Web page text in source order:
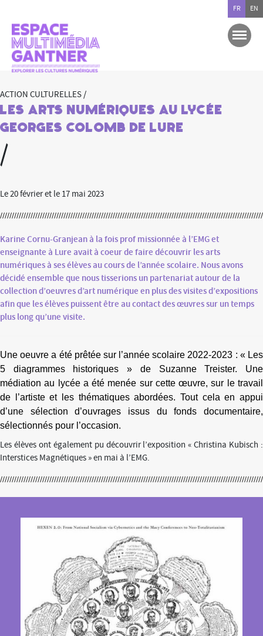
ACTION CULTURELLES /
Les arts numériques au Lycée
Georges Colomb de Lure
/
Le 20 février et le 17 mai 2023
Karine Cornu-Granjean à la fois prof missionnée à l’EMG et
enseignante à Lure avait à coeur de faire découvrir les arts
numériques à ses élèves au cours de l’année scolaire. Nous avons
décidé ensemble que nous tisserions un partenariat autour de la
collection d’oeuvres d’art numérique en plus des visites d’expositions
afin que les élèves puissent être au contact des œuvres sur un temps
plus long qu’une visite.
Une oeuvre a été prêtée sur l’année scolaire 2022-2023 : « Les
5 diagrammes historiques » de Suzanne Treister. Une
médiation au lycée a été menée sur cette œuvre, sur le travail
de l’artiste et les thématiques abordées. Tout celaen appui
d’une sélection d’ouvrages issus du fonds documentaire,
sélectionnés pour l’occasion.
Les élèves ont également pu découvrir l’exposition « Christina Kubisch :
Interstices Magnétiques » en mai à l’EMG.
FR EN